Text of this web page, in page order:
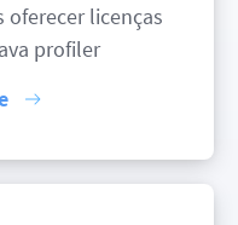
licenças
profiler